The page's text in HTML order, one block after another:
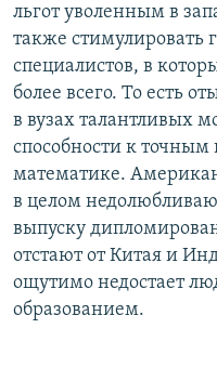
льгот уволенным в
также стимулировать
специалистов, в
более всего. То есть
в вузах талантливых
способности к
математике.
в целом
выпуску
отстают от Китая и
ощутимо недостает
образованием.